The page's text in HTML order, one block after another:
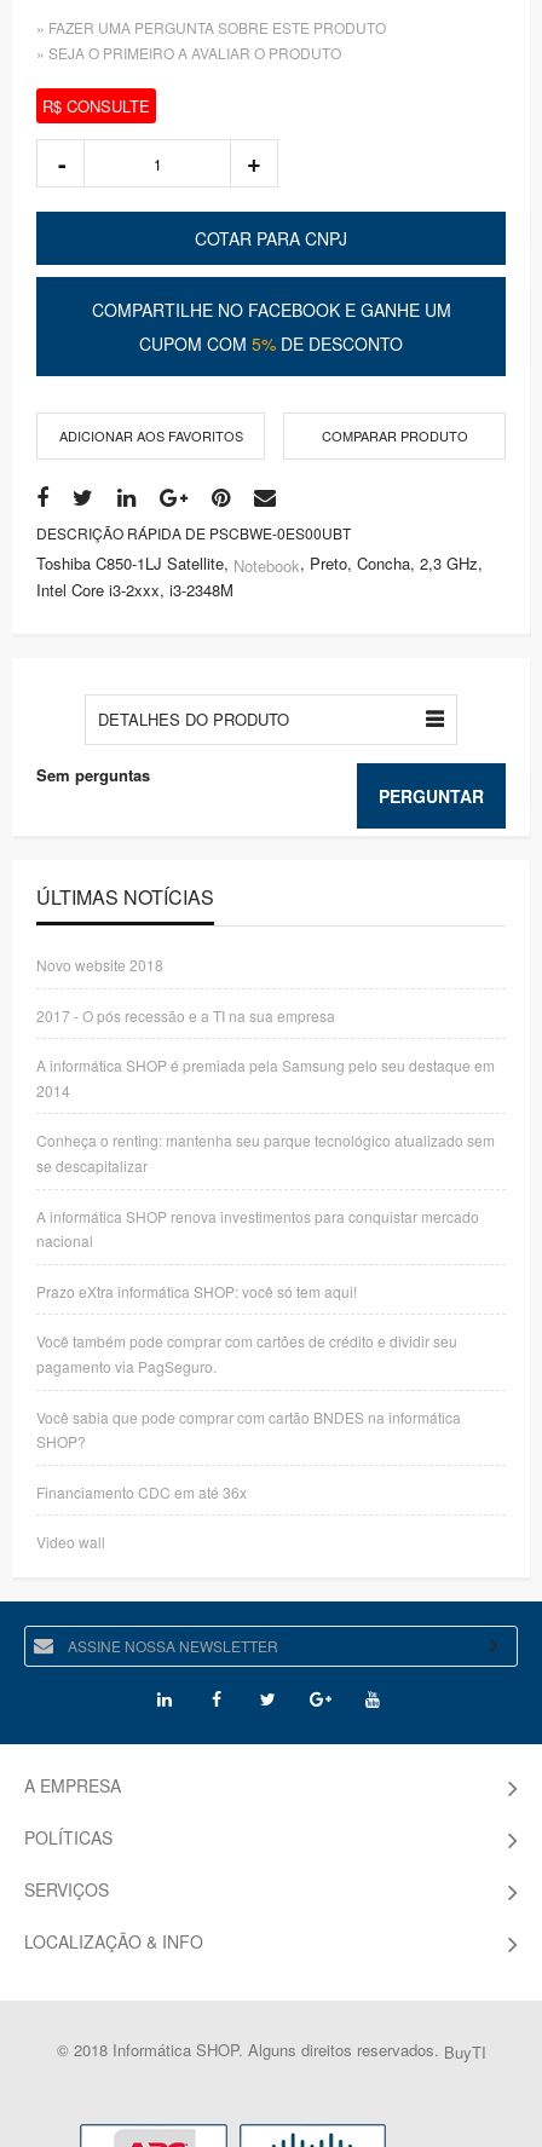
» FAZER UMA PERGUNTA SOBRE ESTE PRODUTO
» SEJA O PRIMEIRO A AVALIAR O PRODUTO
R$ CONSULTE
COTAR PARA CNPJ
COMPARTILHE NO FACEBOOK E GANHE UM
CUPOM COM 5% DE DESCONTO
ADICIONAR AOS FAVORITOS COMPARAR PRODUTO
DESCRIÇÃO RÁPIDA DE PSCBWE-0ES00UBT
Toshiba C850-1LJ Satellite, Notebook, Preto, Concha, 2,3 GHz,
Intel Core i3-2xxx, i3-2348M
DETALHES DO PRODUTO
PERGUNTAR
Sem perguntas
ÚLTIMAS NOTÍCIAS
Novo website 2018
2017 - O pós recessão e a TI na sua empresa
A informática SHOP é premiada pela Samsung pelo seu destaque em
2014
Conheça o renting: mantenha seu parque tecnológico atualizado sem
se descapitalizar
A informática SHOP renova investimentos para conquistar mercado
nacional
Prazo eXtra informática SHOP: você só tem aqui!
Você também pode comprar com cartões de crédito e dividir seu
pagamento via PagSeguro.
Você sabia que pode comprar com cartão BNDES na informática
SHOP?
Financiamento CDC em até 36x
Video wall
A EMPRESA
POLÍTICAS
SERVIÇOS
LOCALIZAÇÃO & INFO
© 2018 Informática SHOP. Alguns direitos reservados. BuyTI